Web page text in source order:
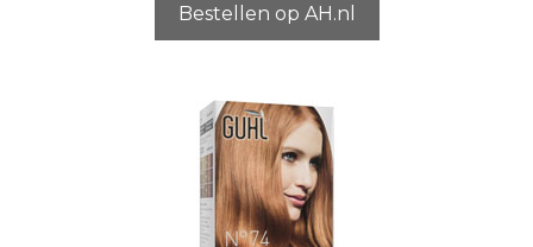
5
Bestellen op AH.nl